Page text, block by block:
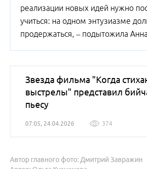
реализации новых идей нужно
учиться: на одном энтузиазме
продержаться, – подытожила
Звезда фильма "Когда
выстрелы" представил
пьесу
07:05, 24.04.2026 374
Автор главного фото: Дмитрий Завражин